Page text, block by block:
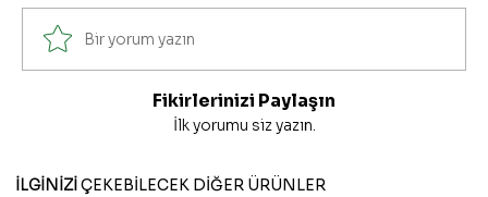
Bir yorum yazın
Fikirlerinizi Paylaşın
İlk yorumu siz yazın.
İLGİNİZİÇEKEBİLECEK DİĞER ÜRÜNLER